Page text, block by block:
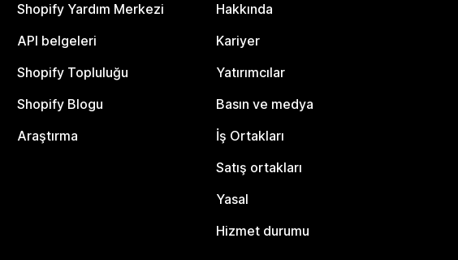
Shopify Yardım Merkezi
API belgeleri
Shopify Topluluğu
Shopify Blogu
Araştırma
Hakkında
Kariyer
Yatırımcılar
Basın ve medya
İş Ortakları
Satış ortakları
Yasal
Hizmet durumu